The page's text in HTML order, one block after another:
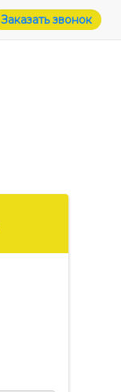
Заказать звонок